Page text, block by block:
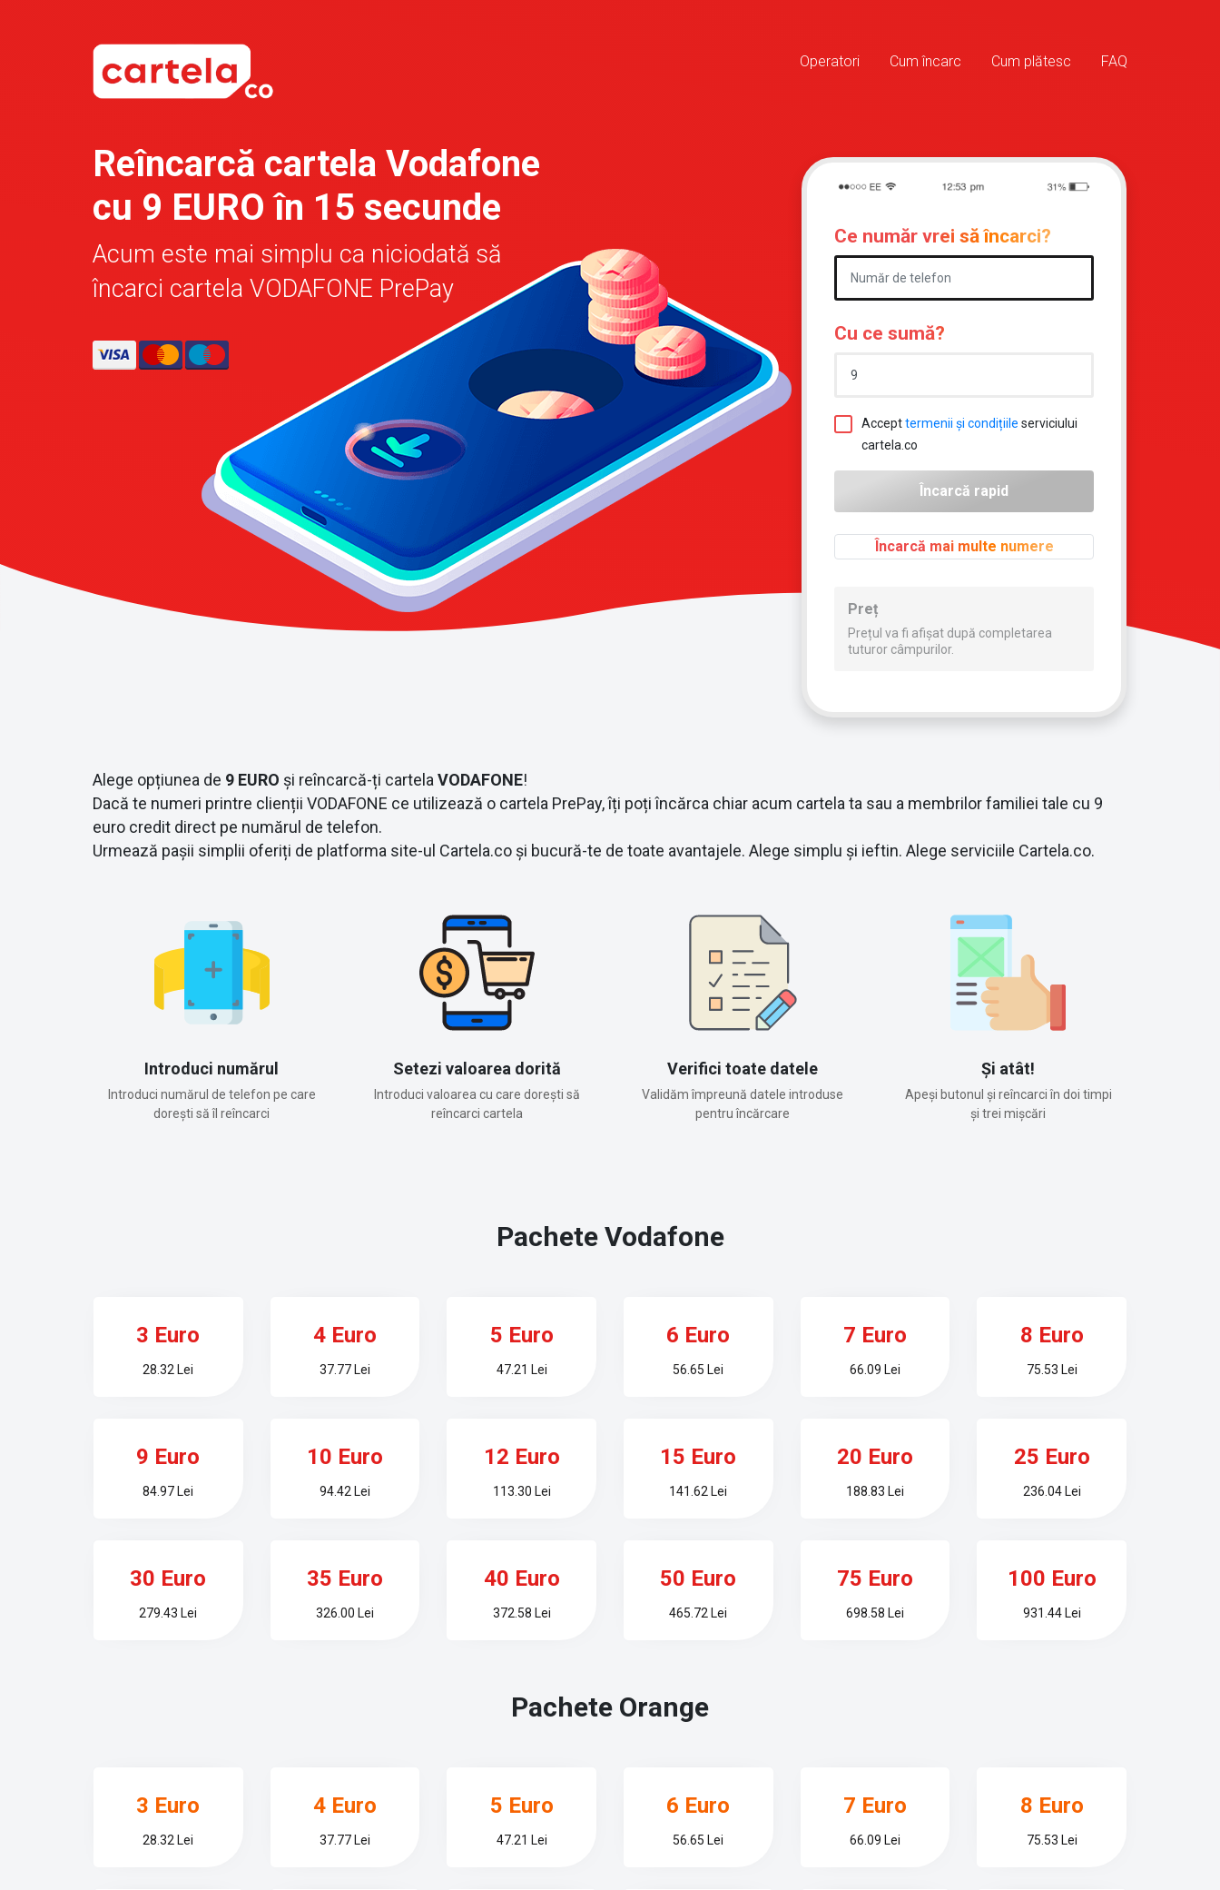
Operatori Cum încarc Cum plătesc FAQ
Reîncarcă cartela Vodafone
cu 9 EURO în 15 secunde
Acum este mai simplu ca niciodată să
încarci cartela VODAFONE PrePay
Ce număr vrei să încarci?
Cu ce sumă?
Accepttermenii și condițiile serviciului
cartela.co
Încarcă mai multe numere
Preț
Prețul va fi afișat după completarea
tuturor câmpurilor.
Alege opțiunea de 9 EURO și reîncarcă-ți cartela VODAFONE!
Dacă te numeri printre clienții VODAFONE ce utilizează o cartela PrePay, îți poți încărca chiar acum cartela ta sau a membrilor familiei tale cu 9
euro credit direct pe numărul de telefon.
Urmează pașii simplii oferiți de platforma site-ul Cartela.co și bucură-te de toate avantajele. Alege simplu și ieftin. Alege serviciile Cartela.co.
Introduci numărul
Introduci numărul de telefon pe care
dorești să îl reîncarci
Setezi valoarea dorită
Introduci valoarea cu care dorești să
reîncarci cartela
Verifici toate datele
Validăm împreună datele introduse
pentru încărcare
Și atât!
Apeși butonul și reîncarci în doi timpi
și trei mișcări
Pachete Vodafone
3 Euro
28.32 Lei
4 Euro
37.77 Lei
5 Euro
47.21 Lei
6 Euro
56.65 Lei
7 Euro
66.09 Lei
8 Euro
75.53 Lei
9 Euro
84.97 Lei
10 Euro
94.42 Lei
12 Euro
113.30 Lei
15 Euro
141.62 Lei
20 Euro
188.83 Lei
25 Euro
236.04 Lei
30 Euro
279.43 Lei
35 Euro
326.00 Lei
40 Euro
372.58 Lei
50 Euro
465.72 Lei
75 Euro
698.58 Lei
100 Euro
931.44 Lei
Pachete Orange
3 Euro
28.32 Lei
4 Euro
37.77 Lei
5 Euro
47.21 Lei
6 Euro
56.65 Lei
7 Euro
66.09 Lei
8 Euro
75.53 Lei